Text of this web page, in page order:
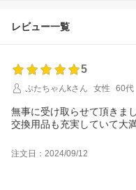
レビュー一覧
5
ぷたちゃんkさん
女性 60代
無事に受け取らせて頂きま
交換用品も充実していて大
注文日：2024/09/12